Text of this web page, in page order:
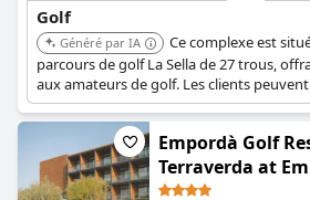
Golf
Généré par IA
Ce complexe est
parcours de golf La Sella de 27 trous,
aux amateurs de golf. Les clients
terrain de golf depuis la réception de
propose des installations et des services
Empordà Golf
Terraverda at